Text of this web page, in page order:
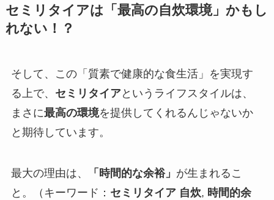
セミリタイアは「最高の自炊環境」かもし
れない！？
そして、この「質素で健康的な食生活」を実現す
る上で、 セミリタイアというライフスタイルは、
まさに最高の環境を提供してくれるんじゃないか
と期待しています。
最大の理由は、 「時間的な余裕」 が生まれるこ
と。（キーワード： セミリタイア 自炊, 時間的余